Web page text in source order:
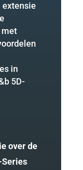
extensie
met
in
5D-
over de